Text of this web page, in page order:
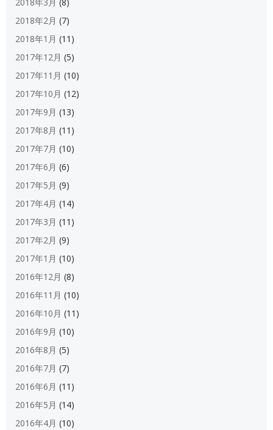
2018年2月 (7)
2018年1月 (11)
2017年12月 (5)
2017年11月 (10)
2017年10月 (12)
2017年9月 (13)
2017年8月 (11)
2017年7月 (10)
2017年6月 (6)
2017年5月 (9)
2017年4月 (14)
2017年3月 (11)
2017年2月 (9)
2017年1月 (10)
2016年12月 (8)
2016年11月 (10)
2016年10月 (11)
2016年9月 (10)
2016年8月 (5)
2016年7月 (7)
2016年6月 (11)
2016年5月 (14)
2016年4月 (10)